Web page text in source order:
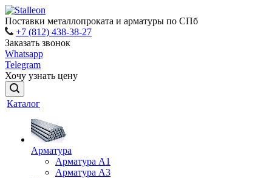
Поставки металлопроката и арматуры по СПб
+7 (812) 438-38-27
Заказать звонок
Whatsapp
Telegram
Хочу узнать цену
Каталог
Арматура
Арматура A1
Арматура А3